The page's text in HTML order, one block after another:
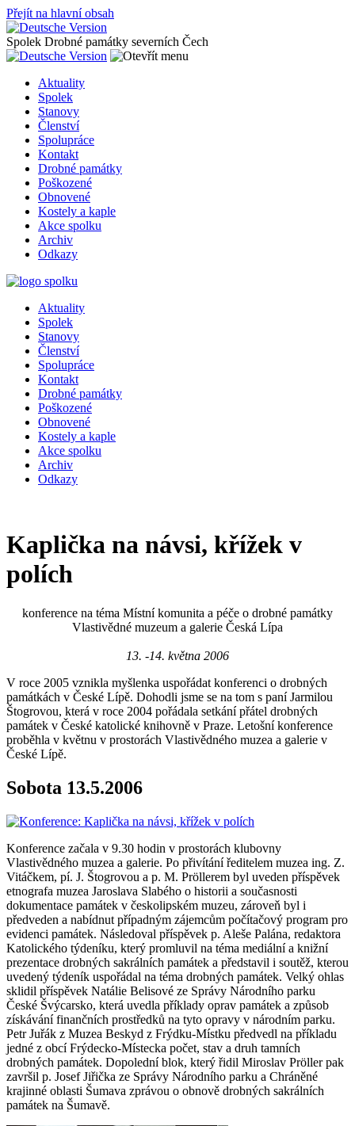
Přejít na hlavní obsah
Spolek Drobné památky severních Čech
Aktuality
Spolek
Stanovy
Členství
Spolupráce
Kontakt
Drobné památky
Poškozené
Obnovené
Kostely a kaple
Akce spolku
Archiv
Odkazy
Aktuality
Spolek
Stanovy
Členství
Spolupráce
Kontakt
Drobné památky
Poškozené
Obnovené
Kostely a kaple
Akce spolku
Archiv
Odkazy
Kaplička na návsi, křížek v
polích
konference na téma Místní komunita a péče o drobné památky
Vlastivědné muzeum a galerie Česká Lípa
13. -14. května 2006
V roce 2005 vznikla myšlenka uspořádat konferenci o drobných
památkách v České Lípě. Dohodli jsme se na tom s paní Jarmilou
Štogrovou, která v roce 2004 pořádala setkání přátel drobných
památek v České katolické knihovně v Praze. Letošní konference
proběhla v květnu v prostorách Vlastivědného muzea a galerie v
České Lípě.
Sobota 13.5.2006
Konference začala v 9.30 hodin v prostorách klubovny
Vlastivědného muzea a galerie. Po přivítání ředitelem muzea ing. Z.
Vitáčkem, pí. J. Štogrovou a p. M. Pröllerem byl uveden příspěvek
etnografa muzea Jaroslava Slabého o historii a současnosti
dokumentace památek v českolipském muzeu, zároveň byl i
předveden a nabídnut případným zájemcům počítačový program pro
evidenci památek. Následoval příspěvek p. Aleše Palána, redaktora
Katolického týdeníku, který promluvil na téma mediální a knižní
prezentace drobných sakrálních památek a představil i soutěž, kterou
uvedený týdeník uspořádal na téma drobných památek. Velký ohlas
sklidil příspěvek Natálie Belisové ze Správy Národního parku
České Švýcarsko, která uvedla příklady oprav památek a způsob
získávání finančních prostředků na tyto opravy v národním parku.
Petr Juřák z Muzea Beskyd z Frýdku-Místku předvedl na příkladu
jedné z obcí Frýdecko-Místecka počet, stav a druh tamních
drobných památek. Dopolední blok, který řidil Miroslav Pröller pak
završil p. Josef Jiřička ze Správy Národního parku a Chráněné
krajinné oblasti Šumava zprávou o obnově drobných sakrálních
památek na Šumavě.